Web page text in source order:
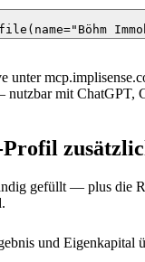
unter
mit ChatGPT,
Profil
gefüllt — plus die
und Eigenkapital